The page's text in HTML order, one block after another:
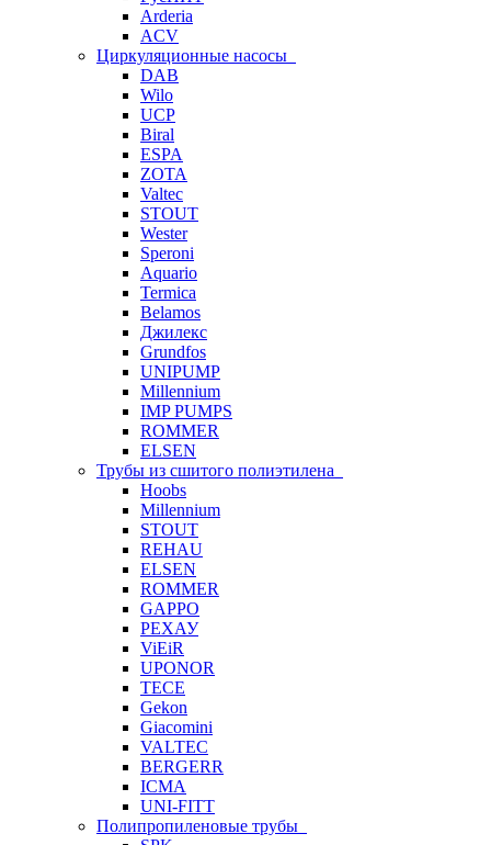
Arderia
ACV
Циркуляционные насосы
DAB
Wilo
UCP
Biral
ESPA
ZOTA
Valtec
STOUT
Wester
Speroni
Aquario
Termica
Belamos
Джилекс
Grundfos
UNIPUMP
Millennium
IMP PUMPS
ROMMER
ELSEN
Трубы из сшитого полиэтилена
Hoobs
Millennium
STOUT
REHAU
ELSEN
ROMMER
GAPPO
РЕХАУ
ViEiR
UPONOR
TECE
Gekon
Giacomini
VALTEC
BERGERR
ICMA
UNI-FITT
Полипропиленовые трубы